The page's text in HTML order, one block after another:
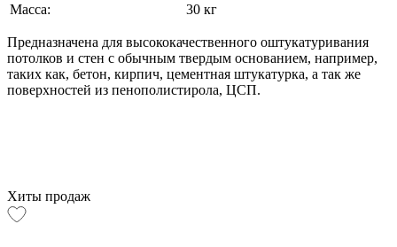
Масса:
30 кг
Предназначена для высококачественного оштукатуривания
потолков и стен с обычным твердым основанием, например,
таких как, бетон, кирпич, цементная штукатурка, а так же
поверхностей из пенополистирола, ЦСП.
Хиты продаж